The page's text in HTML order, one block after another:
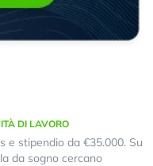
DI LAVORO
e stipendio da €35.000. Su
da sogno cercano